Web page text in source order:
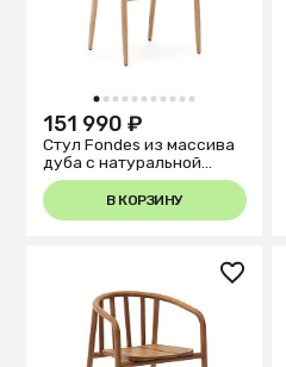
1 2 3 4 5 6 7 8 9 1011
151 990 ₽
Стул Fondes из массива
дуба с натуральной
отделкой FSC Mix Credit
В КОРЗИНУ